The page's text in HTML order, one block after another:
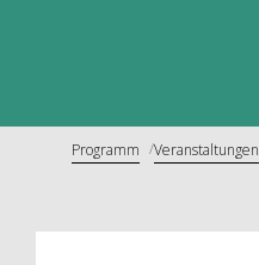
Programm Veranstaltungen